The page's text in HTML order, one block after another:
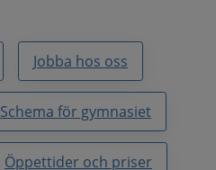
Jobba hos oss
Schema för gymnasiet
Öppettider och priser